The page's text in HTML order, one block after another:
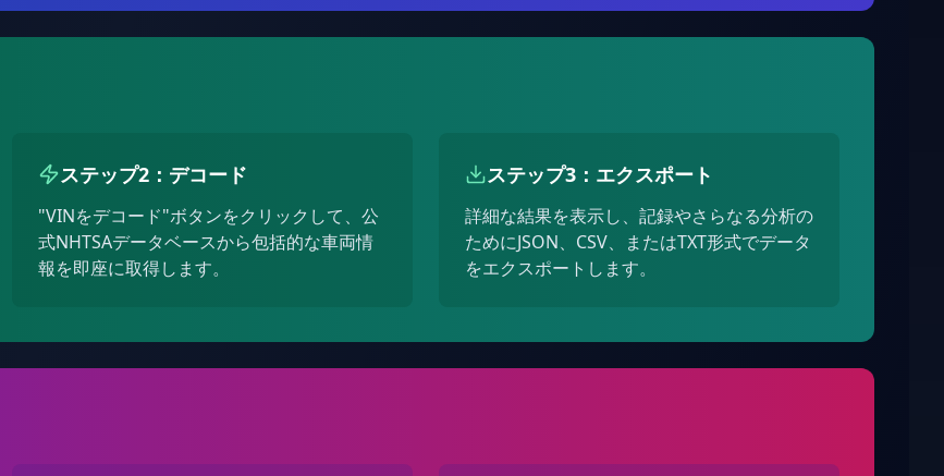
ステップ2：デコード
"VINをデコード"ボタンをクリックして、公
式NHTSAデータベースから包括的な車両情
報を即座に取得します。
ステップ3：エクスポート
詳細な結果を表示し、記録やさらなる分析の
ためにJSON、CSV、またはTXT形式でデータ
をエクスポートします。